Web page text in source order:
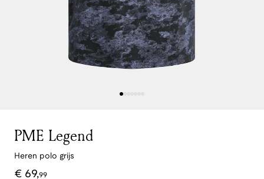
PME Legend
Heren polo grijs
€ 69,99